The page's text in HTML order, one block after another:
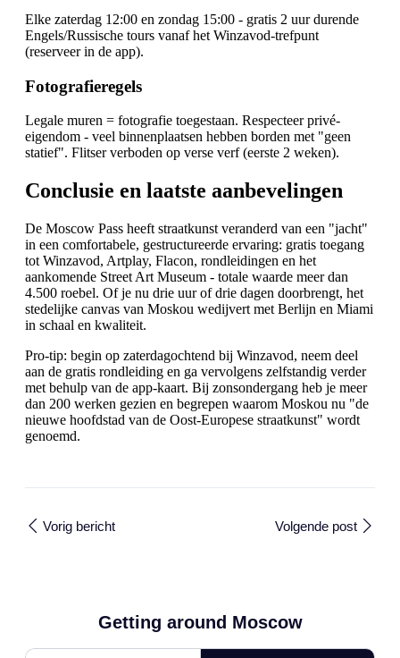
Elke zaterdag 12:00 en zondag 15:00 - gratis 2 uur durende
Engels/Russische tours vanaf het Winzavod-trefpunt
(reserveer in de app).
Fotografieregels
Legale muren = fotografie toegestaan. Respecteer privé-
eigendom - veel binnenplaatsen hebben borden met "geen
statief". Flitser verboden op verse verf (eerste 2 weken).
Conclusie en laatste aanbevelingen
De Moscow Pass heeft straatkunst veranderd van een "jacht"
in een comfortabele, gestructureerde ervaring: gratis toegang
tot Winzavod, Artplay, Flacon, rondleidingen en het
aankomende Street Art Museum - totale waarde meer dan
4.500 roebel. Of je nu drie uur of drie dagen doorbrengt, het
stedelijke canvas van Moskou wedijvert met Berlijn en Miami
in schaal en kwaliteit.
Pro-tip: begin op zaterdagochtend bij Winzavod, neem deel
aan de gratis rondleiding en ga vervolgens zelfstandig verder
met behulp van de app-kaart. Bij zonsondergang heb je meer
dan 200 werken gezien en begrepen waarom Moskou nu "de
nieuwe hoofdstad van de Oost-Europese straatkunst" wordt
genoemd.
Vorig bericht Volgende post
Getting around Moscow